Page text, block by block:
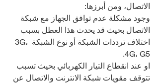
الاتصال، ومن أبرزها:
وجود مشكلة عدم توافق الجهاز مع شبكة
الاتصال بحيث قد يحدث هذا العطل بسبب
اختلاف ترددات الشبكة أو نوع الشبكة 3G،
4G، G5.
او عند انقطاع التيار الكهربائي بحيث تسبب
تتوقف مقويات شبكة الانترنت والاتصال عن